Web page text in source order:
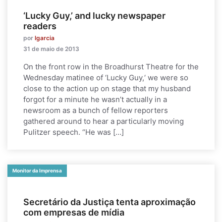
‘Lucky Guy,’ and lucky newspaper
readers
por lgarcia
31 de maio de 2013
On the front row in the Broadhurst Theatre for the
Wednesday matinee of ‘Lucky Guy,‘ we were so
close to the action up on stage that my husband
forgot for a minute he wasn’t actually in a
newsroom as a bunch of fellow reporters
gathered around to hear a particularly moving
Pulitzer speech. “He was […]
Monitor da Imprensa
Secretário da Justiça tenta aproximação
com empresas de mídia